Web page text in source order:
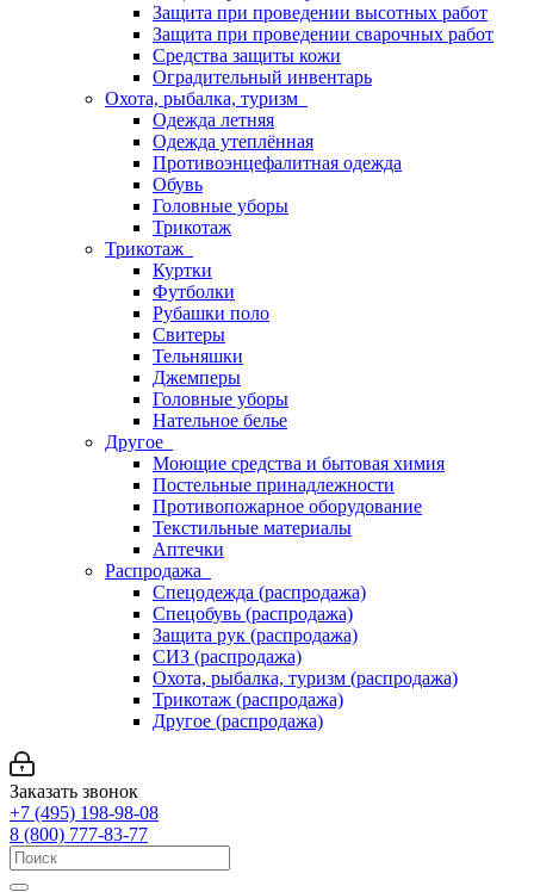
Защита при проведении высотных работ
Защита при проведении сварочных работ
Средства защиты кожи
Оградительный инвентарь
Охота, рыбалка, туризм
Одежда летняя
Одежда утеплённая
Противоэнцефалитная одежда
Обувь
Головные уборы
Трикотаж
Трикотаж
Куртки
Футболки
Рубашки поло
Свитеры
Тельняшки
Джемперы
Головные уборы
Нательное белье
Другое
Моющие средства и бытовая химия
Постельные принадлежности
Противопожарное оборудование
Текстильные материалы
Аптечки
Распродажа
Спецодежда (распродажа)
Спецобувь (распродажа)
Защита рук (распродажа)
СИЗ (распродажа)
Охота, рыбалка, туризм (распродажа)
Трикотаж (распродажа)
Другое (распродажа)
Заказать звонок
+7 (495) 198-98-08
8 (800) 777-83-77